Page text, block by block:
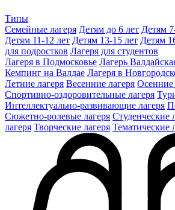
Типы
Семейные лагеря Детям до 6 лет Детям
Детям 11-12 лет Детям 13-15 лет Детям
для подростков Лагеря для студентов
Лагеря в Подмосковье Лагерь
Кемпинг на Валдае Лагеря в
Летние лагеря Весенние лагеря Осенние
Спортивно-оздоровительные лагеря
Интеллектуально-развивающие лагеря
Сюжетно-ролевые лагеря Студенческие
лагеря Творческие лагеря Тематические